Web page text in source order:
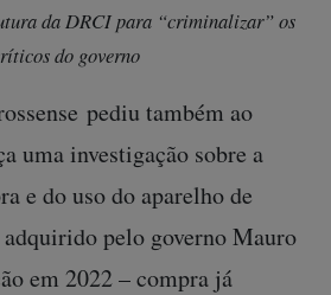
da DRCI para “criminalizar” os
do governo
pediu também ao
uma investigação sobre a
e do uso do aparelho de
pelo governo Mauro
em 2022 – compra já